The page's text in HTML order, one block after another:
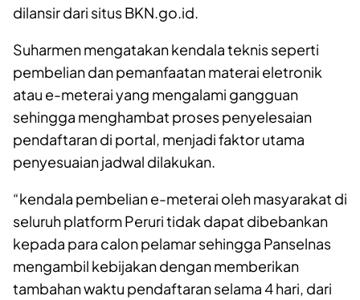
dilansir dari situs BKN.go.id.
Suharmen mengatakan kendala teknis seperti
pembelian dan pemanfaatan materai eletronik
atau e-meterai yang mengalami gangguan
sehingga menghambat proses penyelesaian
pendaftaran di portal, menjadi faktor utama
penyesuaian jadwal dilakukan.
“kendala pembelian e-meterai oleh masyarakat di
seluruh platform Peruri tidak dapat dibebankan
kepada para calon pelamar sehingga Panselnas
mengambil kebijakan dengan memberikan
tambahan waktu pendaftaran selama 4 hari, dari